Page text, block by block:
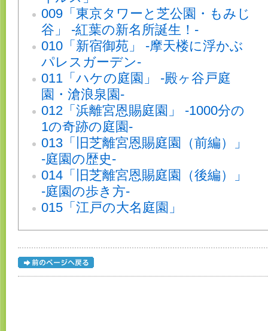
009「東京タワーと芝公園・もみじ
谷」 -紅葉の新名所誕生！-
010「新宿御苑」 -摩天楼に浮かぶ
パレスガーデン-
011「ハケの庭園」 -殿ヶ谷戸庭
園・滄浪泉園-
012「浜離宮恩賜庭園」 -1000分の
1の奇跡の庭園-
013「旧芝離宮恩賜庭園（前編）」
-庭園の歴史-
014「旧芝離宮恩賜庭園（後編）」
-庭園の歩き方-
015「江戸の大名庭園」